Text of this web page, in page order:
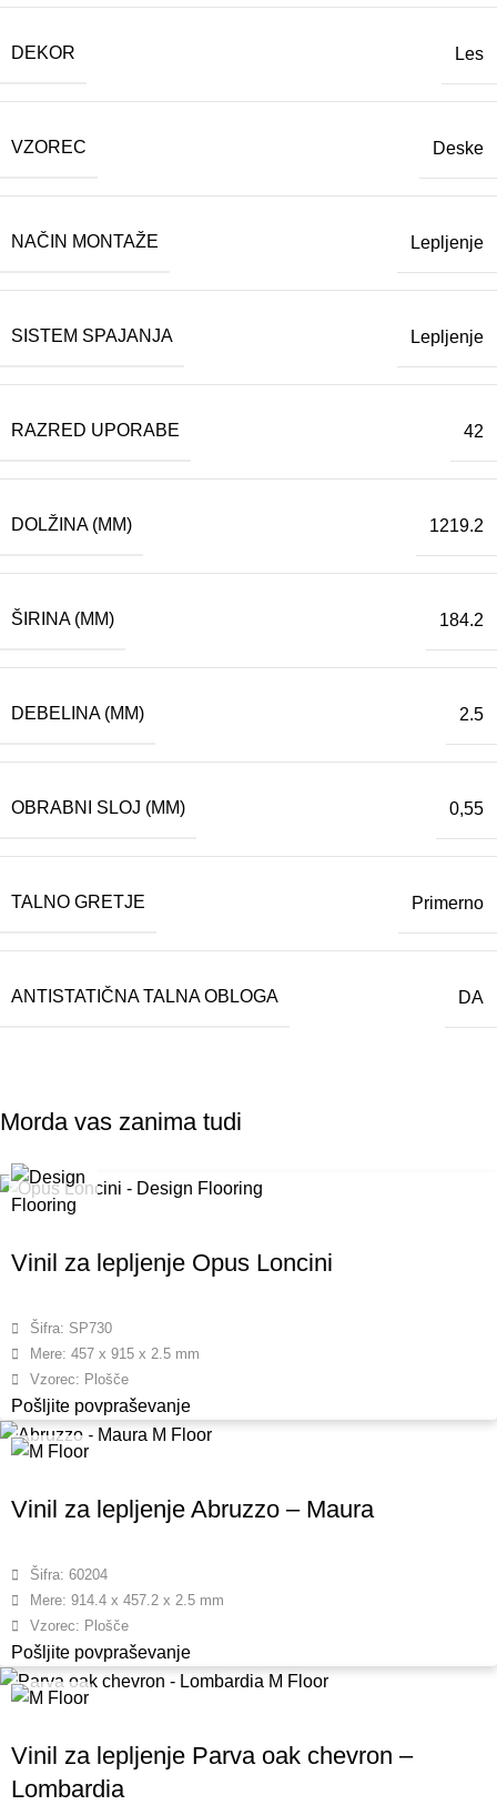
DEKOR Les
VZOREC Deske
NAČIN MONTAŽE Lepljenje
SISTEM SPAJANJA Lepljenje
RAZRED UPORABE 42
DOLŽINA (MM) 1219.2
ŠIRINA (MM) 184.2
DEBELINA (MM) 2.5
OBRABNI SLOJ (MM) 0,55
TALNO GRETJE Primerno
ANTISTATIČNA TALNA OBLOGA DA
Morda vas zanima tudi
Vinil za lepljenje Opus Loncini
Šifra: SP730
Mere: 457 x 915 x 2.5 mm
Vzorec: Plošče
Pošljite povpraševanje
Vinil za lepljenje Abruzzo – Maura
Šifra: 60204
Mere: 914.4 x 457.2 x 2.5 mm
Vzorec: Plošče
Pošljite povpraševanje
Vinil za lepljenje Parva oak chevron –
Lombardia